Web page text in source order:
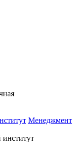
Менеджмент